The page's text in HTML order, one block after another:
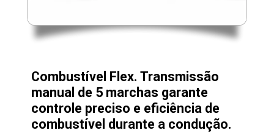
Combustível Flex. Transmissão
manual de 5 marchas garante
controle preciso e eficiência de
combustível durante a condução.